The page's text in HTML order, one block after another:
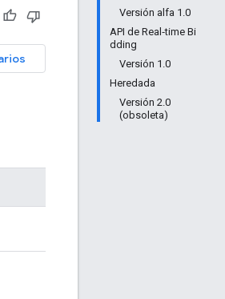
Versión alfa 1.0
API de Real‑time Bi
dding
Versión 1.0
Heredada
Versión 2.0
(obsoleta)